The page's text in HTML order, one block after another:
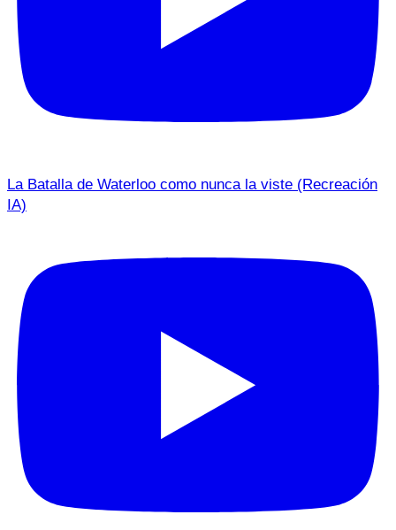
La Batalla de Waterloo como nunca la viste (Recreación
IA)